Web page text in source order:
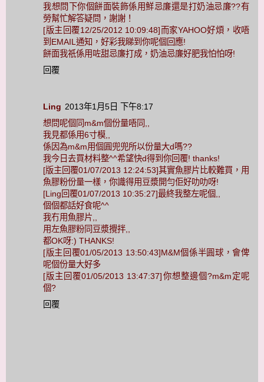
我想問下你個餅面裝飾係用鮮忌廉還是打奶油忌廉??有
勞幫忙解答疑問，謝謝！
[版主回覆12/25/2012 10:09:48]而家YAHOO好煩，收唔
到EMAIL通知，好彩我睇到你呢個回應!
餅面我祇係用咗甜忌廉打成，奶油忌廉好肥我怕怕呀!
回覆
Ling 2013年1月5日 下午8:17
想問呢個同m&m個份量唔同,,
我見都係用6寸模,,
係因為m&m用個圓兜兜所以份量大d嗎??
我今日去買材料整^^希望快d得到你回覆! thanks!
[版主回覆01/07/2013 12:24:53]其實魚膠片比較難買，用
魚膠粉份量一樣，你識得用豆漿開勻佢好叻叻呀!
[Ling回覆01/07/2013 10:35:27]最終我整左呢個,,
個個都話好食呢^^
我冇用魚膠片,,
用左魚膠粉同豆漿攪拌,,
都OK呀:) THANKS!
[版主回覆01/05/2013 13:50:43]M&M個係半圓球，會俾
呢個份量大好多
[版主回覆01/05/2013 13:47:37]你想整邊個?m&m定呢
個?
回覆